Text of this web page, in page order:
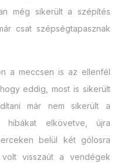
még sikerült a szépítés
csat szépségtapasznak
a meccsen is az ellenfél
eddig, most is sikerült
már nem sikerült a
hibákat elkövetve, újra
belül két gólosra
visszaút a vendégek